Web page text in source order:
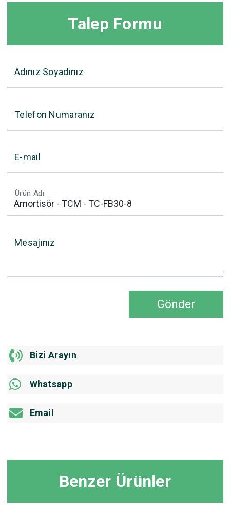
Talep Formu
Adınız Soyadınız
Telefon Numaranız
E-mail
Ürün Adı
Mesajınız
Gönder
Bizi Arayın
Whatsapp
Email
Benzer Ürünler